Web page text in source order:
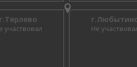
г.Тярлево
участвовал Не